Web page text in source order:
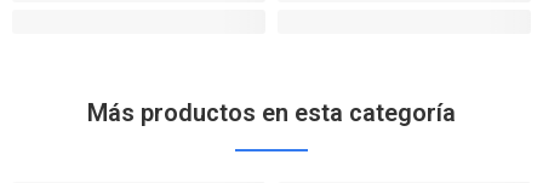
Más productos en esta categoría